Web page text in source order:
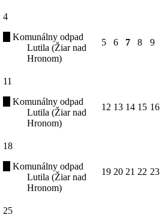
4
Komunálny odpad
Lutila (Žiar nad
Hronom)
5 6 7 8 9
11
Komunálny odpad
Lutila (Žiar nad
Hronom)
12 13 14 15 16
18
Komunálny odpad
Lutila (Žiar nad
Hronom)
19 20 21 22 23
25